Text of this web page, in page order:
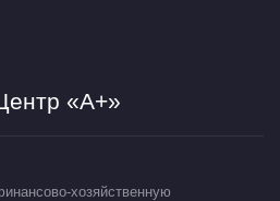
«А+»
хозяйственную